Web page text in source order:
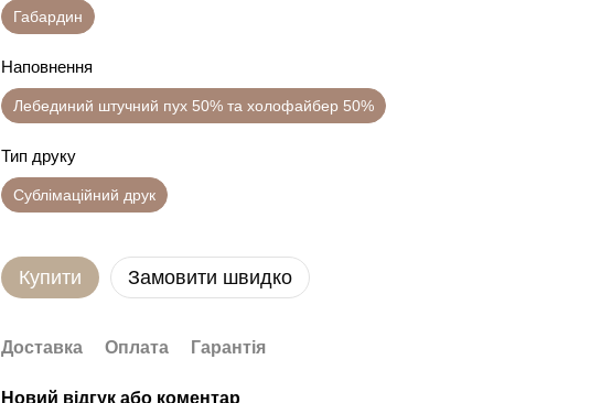
Габардин
Наповнення
Лебединий штучний пух 50% та холофайбер 50%
Тип друку
Сублімаційний друк
Купити Замовити швидко
Доставка Оплата Гарантія
Новий відгук або коментар